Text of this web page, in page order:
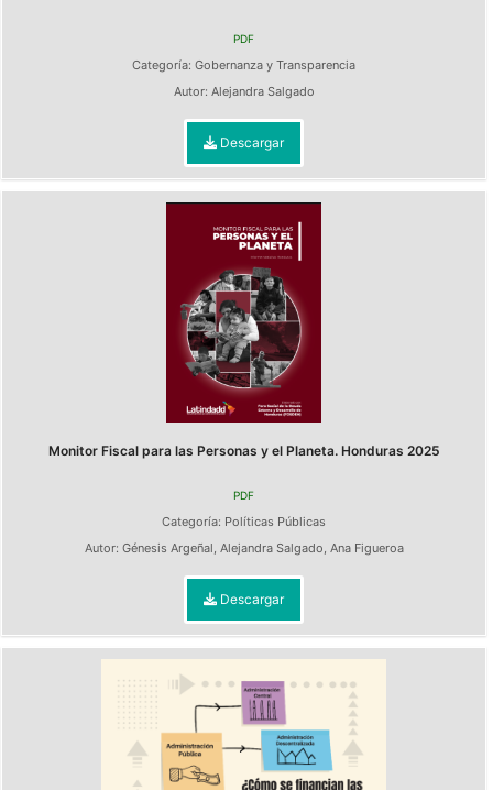
PDF
Categoría: Gobernanza y Transparencia
Autor: Alejandra Salgado
Descargar
Monitor Fiscal para las Personas y el Planeta. Honduras 2025
PDF
Categoría: Políticas Públicas
Autor: Génesis Argeñal, Alejandra Salgado, Ana Figueroa
Descargar